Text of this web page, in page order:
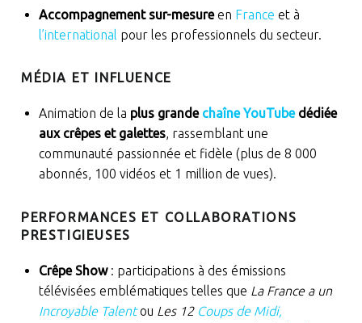
Accompagnement sur-mesureen France et à
l’international pour les professionnels du secteur.
MÉDIA ET INFLUENCE
Animation de la plus grande chaîne YouTubedédiée
aux crêpes et galettes, rassemblant une
communauté passionnée et fidèle (plus de 8 000
abonnés, 100 vidéos et 1 million de vues).
PERFORMANCES ET COLLABORATIONS
PRESTIGIEUSES
Crêpe Show: participations à des émissions
télévisées emblématiques telles que La France a un
Incroyable Talentou Les 12 Coups de Midi,